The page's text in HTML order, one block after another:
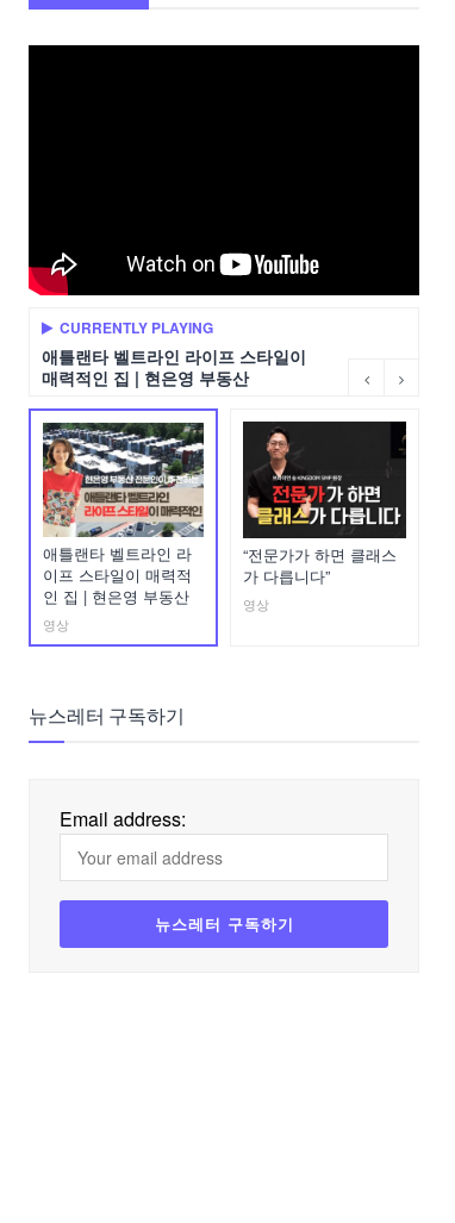
CURRENTLY PLAYING
애틀랜타 벨트라인 라이프 스타일이
매력적인 집 | 현은영 부동산
애틀랜타 벨트라인 라
이프 스타일이 매력적
인 집 | 현은영 부동산
영상
“전문가가 하면 클래스
가 다릅니다”
영상
뉴스레터 구독하기
Email address: